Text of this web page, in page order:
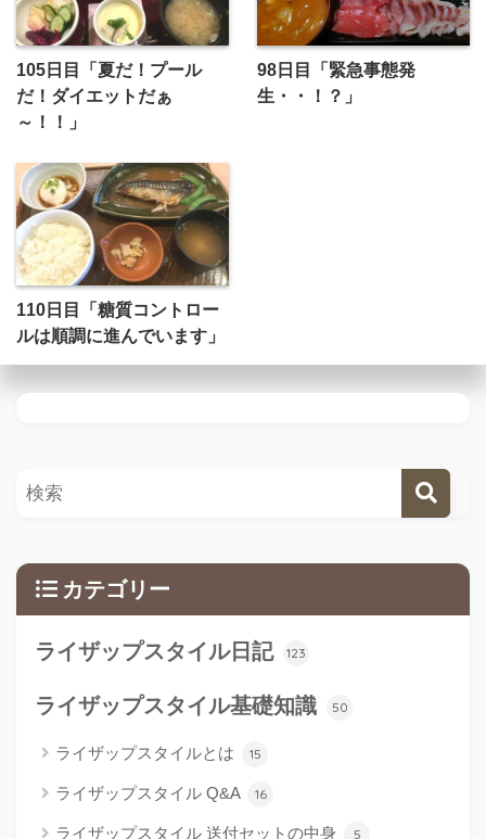
105日目「夏だ！プール
だ！ダイエットだぁ
～！！」
98日目「緊急事態発
生・・！？」
110日目「糖質コントロー
ルは順調に進んでいます」
カテゴリー
ライザップスタイル日記 123
ライザップスタイル基礎知識 50
ライザップスタイルとは 15
ライザップスタイル Q&A 16
ライザップスタイル 送付セットの中身 5